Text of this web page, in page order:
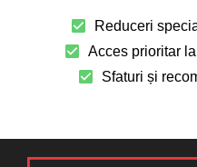
Reduceri
Acces prioritar
Sfaturi și